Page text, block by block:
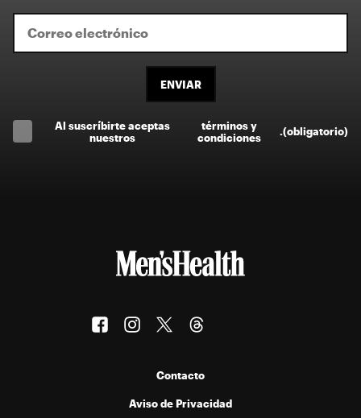
ENVIAR
Al suscríbirte aceptas
nuestros
términos y
condiciones
.(obligatorio)
Contacto
Aviso de Privacidad